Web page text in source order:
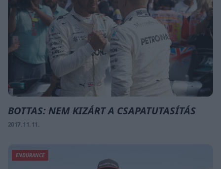
BOTTAS: NEM KIZÁRT A CSAPATUTASÍTÁS
2017. 11. 11.
ENDURANCE